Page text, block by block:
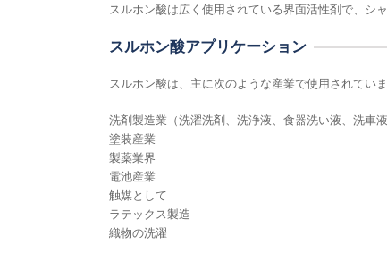
スルホン酸は広く使用されている界面活性剤で、シ
スルホン酸アプリケーション
スルホン酸は、主に次のような産業で使用されていま
洗剤製造業（洗濯洗剤、洗浄液、食器洗い液、洗車
塗装産業
製薬業界
電池産業
触媒として
ラテックス製造
織物の洗濯